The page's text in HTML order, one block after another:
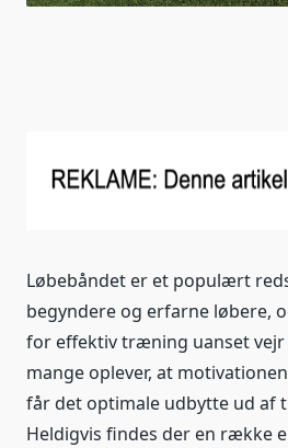
Løbebåndet er et populært
begyndere og erfarne løbere,
for effektiv træning uanset vejr
mange oplever, at
får det optimale udbytte ud af
Heldigvis findes der en række